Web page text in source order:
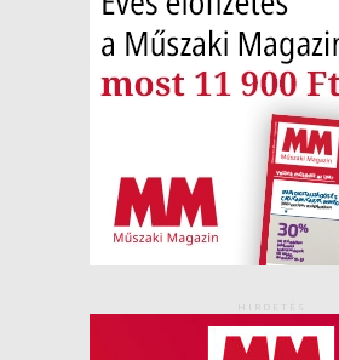
HIRDETÉS